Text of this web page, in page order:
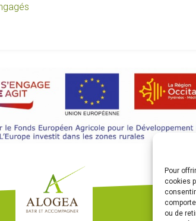
Pour
cookies
ou de